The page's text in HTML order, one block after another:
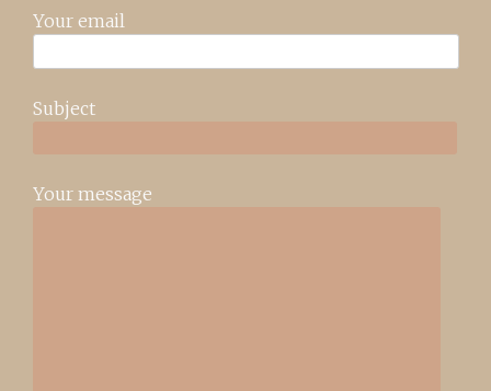
Your email
Subject
Your message